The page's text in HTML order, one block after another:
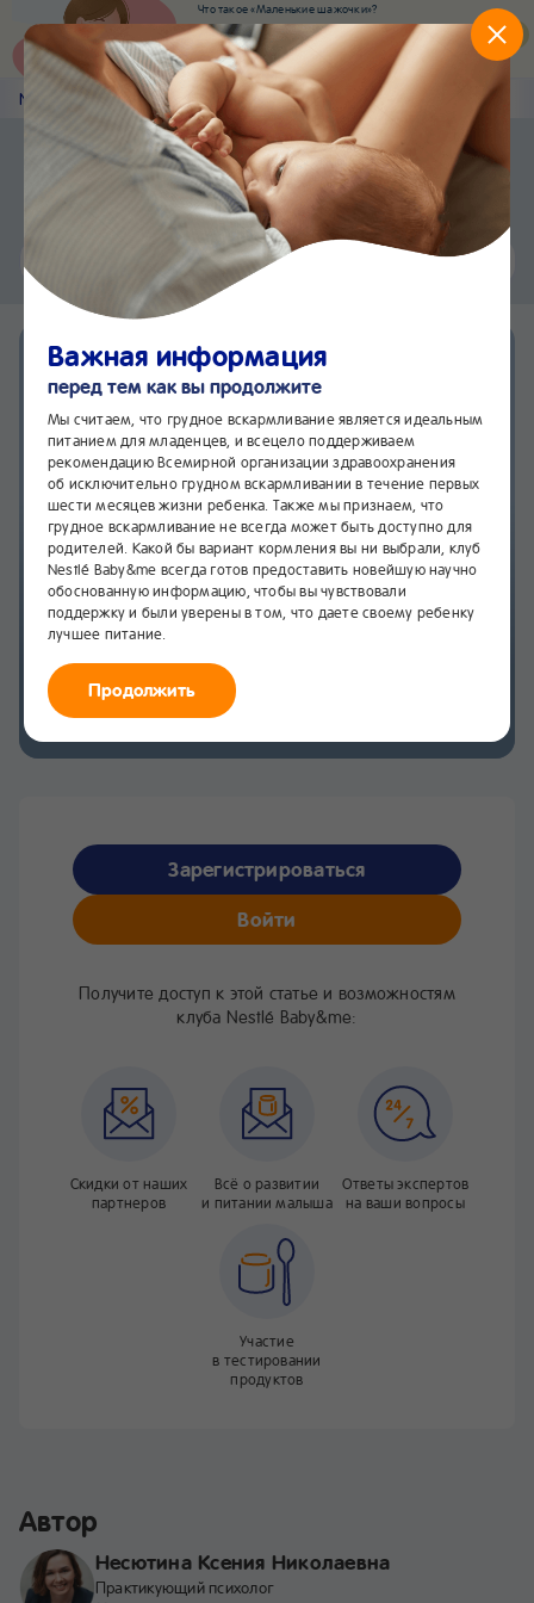
Что такое «Маленькие шажочки»?
Наш новый суперсервис для отслеживания
развития вашего малыша
Попробовать сейчас
Nestlé Baby &me Статьи
Приложение Nestlé Baby&me
Еще быстрее и удобнее
Установить
Чат24/7
Ревность папы к ребёнку:
как молодым родителям
избежать конфликта
и сохранить гармонию
в семье
Зарегистрироваться
Войти
Получите доступ к этой статье и возможностям
клуба Nestlé Baby&me:
Скидки от наших
партнеров
Всё о развитии
и питании малыша
Ответы экспертов
на ваши вопросы
Участие
в тестировании
продуктов
Автор
Несютина Ксения Николаевна
Практикующий психолог
Важная информация
перед тем как вы продолжите
Мы считаем, что грудное вскармливание является идеальным
питанием для младенцев, и всецело поддерживаем
рекомендацию Всемирной организации здравоохранения
об исключительно грудном вскармливании в течение первых
шести месяцев жизни ребенка. Также мы признаем, что
грудное вскармливание не всегда может быть доступно для
родителей. Какой бы вариант кормления вы ни выбрали, клуб
Nestlé Baby&me всегда готов предоставить новейшую научно
обоснованную информацию, чтобы вы чувствовали
поддержку и были уверены в том, что даете своему ребенку
лучшее питание.
Продолжить